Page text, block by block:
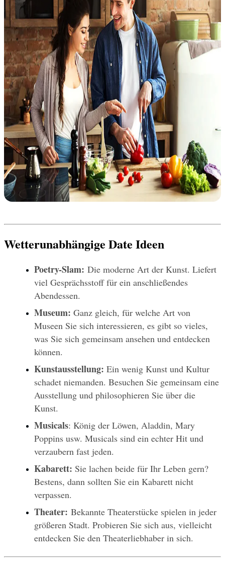
Wetterunabhängige Date Ideen
Poetry-Slam: Die moderne Art der Kunst. Liefert
viel Gesprächsstoff für ein anschließendes
Abendessen.
Museum: Ganz gleich, für welche Art von
Museen Sie sich interessieren, es gibt so vieles,
was Sie sich gemeinsam ansehen und entdecken
können.
Kunstausstellung: Ein wenig Kunst und Kultur
schadet niemanden. Besuchen Sie gemeinsam eine
Ausstellung und philosophieren Sie über die
Kunst.
Musicals: König der Löwen, Aladdin, Mary
Poppins usw. Musicals sind ein echter Hit und
verzaubern fast jeden.
Kabarett: Sie lachen beide für Ihr Leben gern?
Bestens, dann sollten Sie ein Kabarett nicht
verpassen.
Theater: Bekannte Theaterstücke spielen in jeder
größeren Stadt. Probieren Sie sich aus, vielleicht
entdecken Sie den Theaterliebhaber in sich.